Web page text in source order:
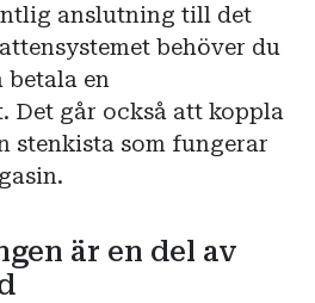
anslutning till det
behöver du
betala en
Det går också att koppla
stenkista som fungerar
är en del av